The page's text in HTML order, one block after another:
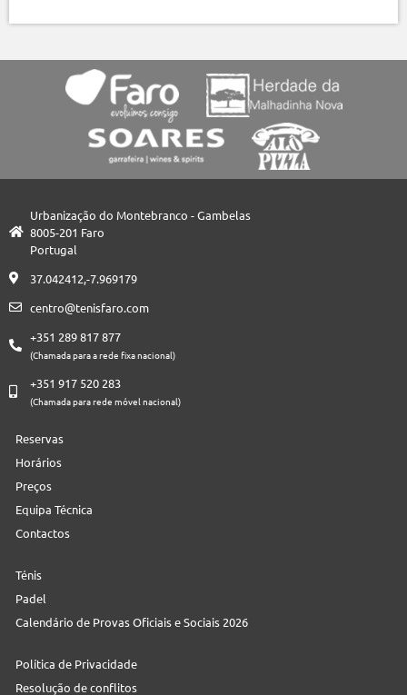
Urbanização do Montebranco - Gambelas
8005-201 Faro
Portugal
37.042412,-7.969179
centro@tenisfaro.com
+351 289 817 877
(Chamada para a rede fixa nacional)
+351 917 520 283
(Chamada para rede móvel nacional)
Reservas
Horários
Preços
Equipa Técnica
Contactos
Ténis
Padel
Calendário de Provas Oficiais e Sociais 2026
Política de Privacidade
Resolução de conflitos